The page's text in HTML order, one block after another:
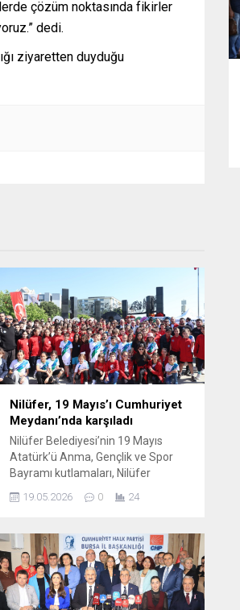
çözüm noktasında fikirler
dedi.
ziyaretten duyduğu
Nilüfer, 19 Mayıs’ı Cumhuriyet
Meydanı’nda karşıladı
Nilüfer Belediyesi’nin 19 Mayıs
Atatürk’ü Anma, Gençlik ve Spor
Bayramı kutlamaları, Nilüfer
düzenlenen resmi törenle başladı.
etkinlikte konuşan Nilüfer Belediye
Başkanı Şadi Özdemir, “Nilüfer
yönünü her zaman Cumhuriyet’e
dönmüş bir kenttir” dedi. Nilüfer’de
19 Mayıs Atatürk’ü Anma, Gençlik
19.05.2026 0 24